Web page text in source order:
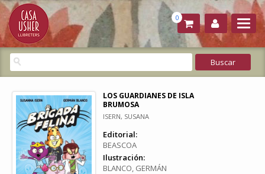
0
LOS GUARDIANES DE ISLA
BRUMOSA
ISERN, SUSANA
Editorial:
BEASCOA
Ilustración:
BLANCO, GERMÁN